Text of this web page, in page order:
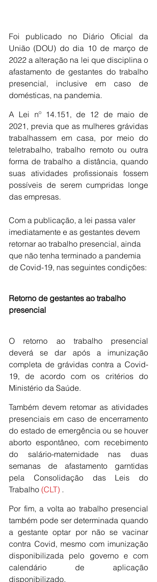
Foi publicado no Diário Oficial da
União (DOU) do dia 10 de março de
2022 a alteração na lei que disciplina o
afastamento de gestantes do trabalho
presencial, inclusive em caso de
domésticas, na pandemia.
A Lei nº 14.151, de 12 de maio de
2021, previa que as mulheres grávidas
trabalhassem em casa, por meio do
teletrabalho, trabalho remoto ou outra
forma de trabalho a distância, quando
suas atividades profissionais fossem
possíveis de serem cumpridas longe
das empresas.
Com a publicação, a lei passa valer
imediatamente e as gestantes devem
retornar ao trabalho presencial, ainda
que não tenha terminado a pandemia
de Covid-19, nas seguintes condições:
Retorno de gestantes ao trabalho
presencial
O retorno ao trabalho presencial
deverá se dar após a imunização
completa de grávidas contra a Covid-
19, de acordo com os critérios do
Ministério da Saúde.
Também devem retomar as atividades
presenciais em caso de encerramento
do estado de emergência ou se houver
aborto espontâneo, com recebimento
do salário-maternidade nas duas
semanas de afastamento garntidas
pela Consolidação das Leis do
Trabalho (CLT) .
Por fim, a volta ao trabalho presencial
também pode ser determinada quando
a gestante optar por não se vacinar
contra Covid, mesmo com imunização
disponibilizada pelo governo e com
calendário de aplicação
disponibilizado.